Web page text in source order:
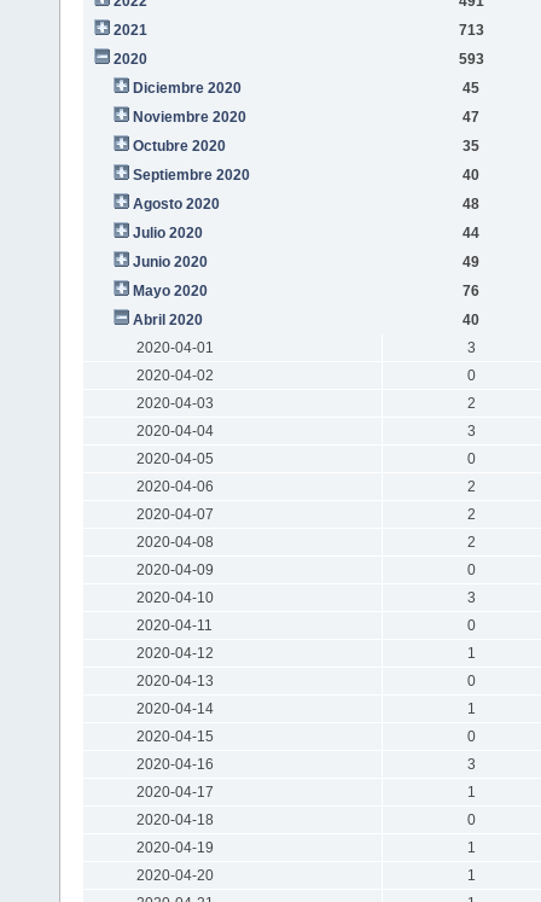
2021
713
2020
593
Diciembre 2020
45
Noviembre 2020
47
Octubre 2020
35
Septiembre 2020
40
Agosto 2020
48
Julio 2020
44
Junio 2020
49
Mayo 2020
76
Abril 2020
40
2020-04-01
3
2020-04-02
0
2020-04-03
2
2020-04-04
3
2020-04-05
0
2020-04-06
2
2020-04-07
2
2020-04-08
2
2020-04-09
0
2020-04-10
3
2020-04-11
0
2020-04-12
1
2020-04-13
0
2020-04-14
1
2020-04-15
0
2020-04-16
3
2020-04-17
1
2020-04-18
0
2020-04-19
1
2020-04-20
1